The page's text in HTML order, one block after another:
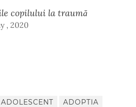
copilului la traumă
, 2020
ADOLESCENT
ADOPTIA